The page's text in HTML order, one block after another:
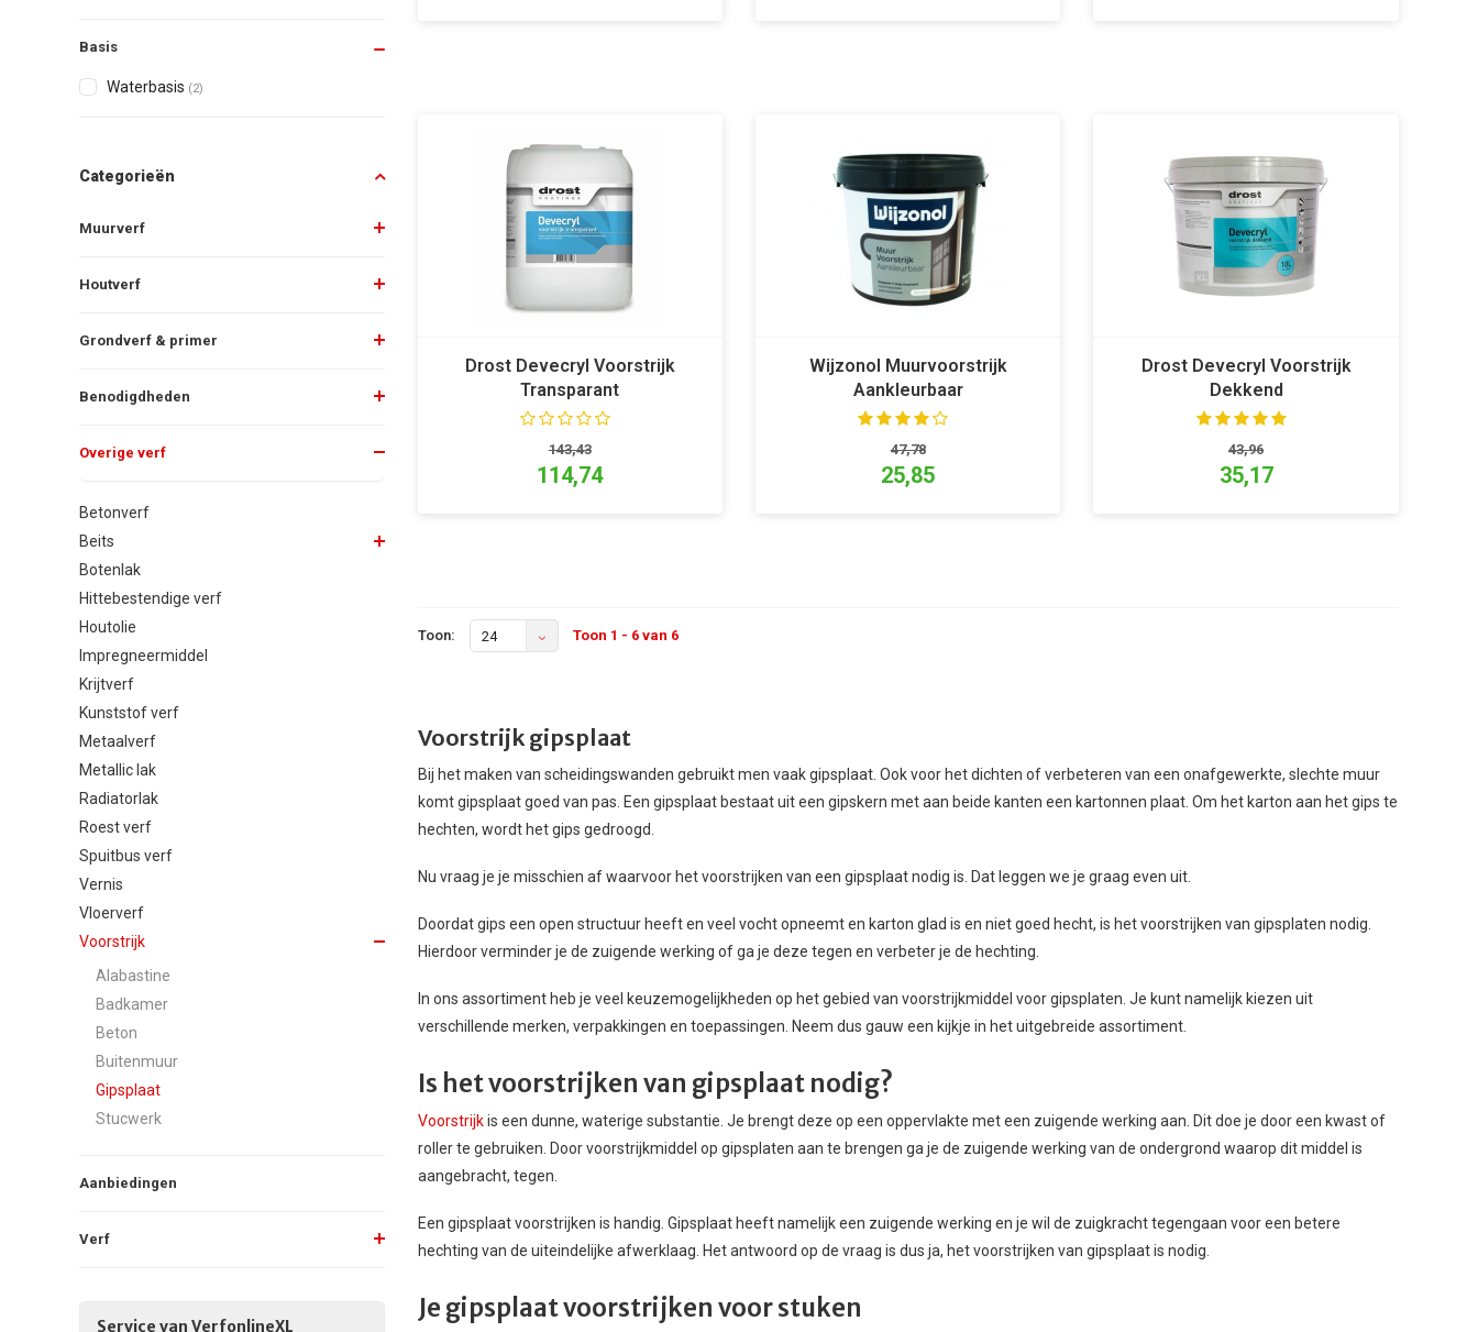
Basis
Waterbasis (2)
Categorieën
Muurverf
Houtverf
Grondverf & primer
Benodigdheden
Overige verf
Betonverf
Beits
Botenlak
Hittebestendige verf
Houtolie
Impregneermiddel
Krijtverf
Kunststof verf
Metaalverf
Metallic lak
Radiatorlak
Roest verf
Spuitbus verf
Vernis
Vloerverf
Voorstrijk
Alabastine
Badkamer
Beton
Buitenmuur
Gipsplaat
Stucwerk
Aanbiedingen
Verf
Service van VerfonlineXL
Drost Devecryl Voorstrijk
Transparant
143,43
114,74
Wijzonol Muurvoorstrijk
Aankleurbaar
47,78
25,85
Drost Devecryl Voorstrijk
Dekkend
43,96
35,17
Toon: 24 Toon 1 - 6 van 6
Voorstrijk gipsplaat
Bij het maken van scheidingswanden gebruikt men vaak gipsplaat. Ook voor het dichten of verbeteren van een onafgewerkte, slechte muur
komt gipsplaat goed van pas. Een gipsplaat bestaat uit een gipskern met aan beide kanten een kartonnen plaat. Om het karton aan het gips te
hechten, wordt het gips gedroogd.
Nu vraag je je misschien af waarvoor het voorstrijken van een gipsplaat nodig is. Dat leggen we je graag even uit.
Doordat gips een open structuur heeft en veel vocht opneemt en karton glad is en niet goed hecht, is het voorstrijken van gipsplaten nodig.
Hierdoor verminder je de zuigende werking of ga je deze tegen en verbeter je de hechting.
In ons assortiment heb je veel keuzemogelijkheden op het gebied van voorstrijkmiddel voor gipsplaten. Je kunt namelijk kiezen uit
verschillende merken, verpakkingen en toepassingen. Neem dus gauw een kijkje in het uitgebreide assortiment.
Is het voorstrijken van gipsplaat nodig?
Voorstrijkis een dunne, waterige substantie. Je brengt deze op een oppervlakte met een zuigende werking aan. Dit doe je door een kwast of
roller te gebruiken. Door voorstrijkmiddel op gipsplaten aan te brengen ga je de zuigende werking van de ondergrond waarop dit middel is
aangebracht, tegen.
Een gipsplaat voorstrijken is handig. Gipsplaat heeft namelijk een zuigende werking en je wil de zuigkracht tegengaan voor een betere
hechting van de uiteindelijke afwerklaag. Het antwoord op de vraag is dus ja, het voorstrijken van gipsplaat is nodig.
Je gipsplaat voorstrijken voor stuken